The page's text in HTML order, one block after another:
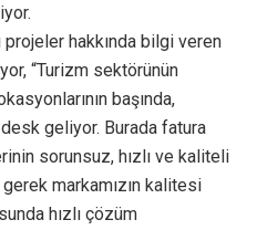
hakkında bilgi veren
“Turizm sektörünün
başında,
geliyor. Burada fatura
sorunsuz, hızlı ve kaliteli
markamızın kalitesi
hızlı çözüm